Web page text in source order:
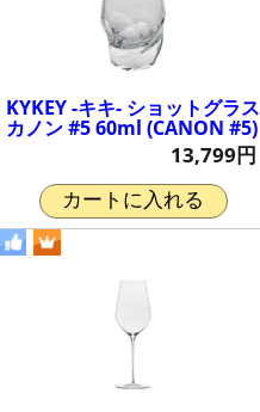
KYKEY -キキ- ショットグラス
カノン #5 60ml (CANON #5)
13,799円
カートに入れる